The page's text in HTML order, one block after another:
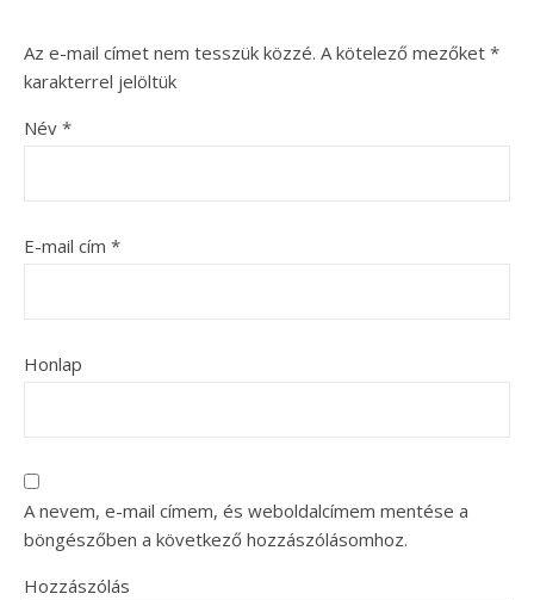
Az e-mail címet nem tesszük közzé. A kötelező mezőket *
karakterrel jelöltük
Név *
E-mail cím *
Honlap
A nevem, e-mail címem, és weboldalcímem mentése a
böngészőben a következő hozzászólásomhoz.
Hozzászólás